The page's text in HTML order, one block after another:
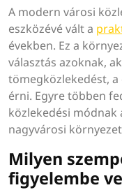
A modern városi
eszközévé vált a
években. Ez a
választás azoknak,
tömegközlekedést,
érni. Egyre többen
közlekedési módnak
nagyvárosi
Milyen
figyelembe